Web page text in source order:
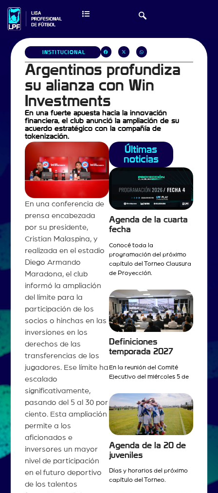
INSTITUCIONAL
Argentinos profundiza
su alianza con Win
Investments
En una fuerte apuesta hacia la innovación
financiera, el club anunció la ampliación de su
acuerdo estratégico con la compañía de
tokenización.
En una conferencia de
prensa encabezada
por su presidente,
Cristian Malaspina, y
realizada en el estadio
Diego Armando
Maradona, el club
informó la ampliación
del límite para la
participación de los
socios o hinchas en las
inversiones en los
derechos de las
transferencias de los
jugadores. Ese límite ha
escalado
significativamente,
pasando del 5 al 30 por
ciento. Esta ampliación
permite a los
aficionados e
inversores un mayor
nivel de participación
en el futuro deportivo
de los talentos
Últimas
noticias
Agenda de la cuarta
fecha
Conocé toda la
programación del próximo
capítulo del Torneo Clausura
de Proyección.
Definiciones
temporada 2027
En la reunión del Comité
Ejecutivo del miércoles 5 de
Agenda de la 20 de
juveniles
Días y horarios del próximo
capítulo del Torneo.